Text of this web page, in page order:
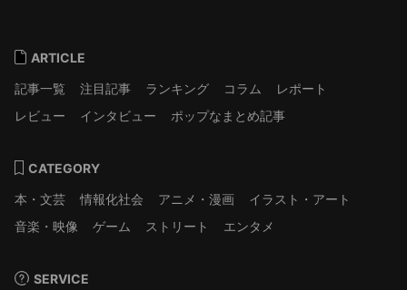
ARTICLE
記事一覧
注目記事 ランキング コラム
レポート
レビュー
インタビュー ポップなまとめ記事
CATEGORY
本・文芸
情報化社会 アニメ・漫画
イラスト・アート
音楽・映像
ゲーム ストリート エンタメ
SERVICE